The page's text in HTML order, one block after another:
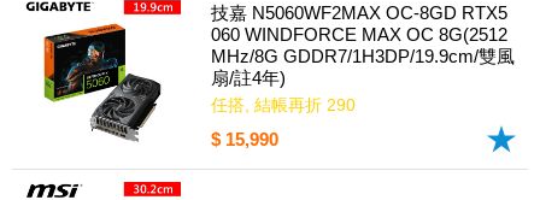
技嘉 N5060WF2MAX OC-8GD RTX5
060 WINDFORCE MAX OC 8G(2512
MHz/8G GDDR7/1H3DP/19.9cm/雙風
扇/註4年)
任搭, 結帳再折 290
$ 15,990